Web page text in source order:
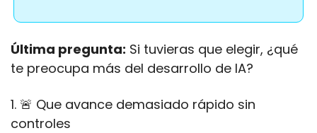
Última pregunta: Si tuvieras que elegir, ¿qué
te preocupa más del desarrollo de IA?
1. 🚨 Que avance demasiado rápido sin
controles